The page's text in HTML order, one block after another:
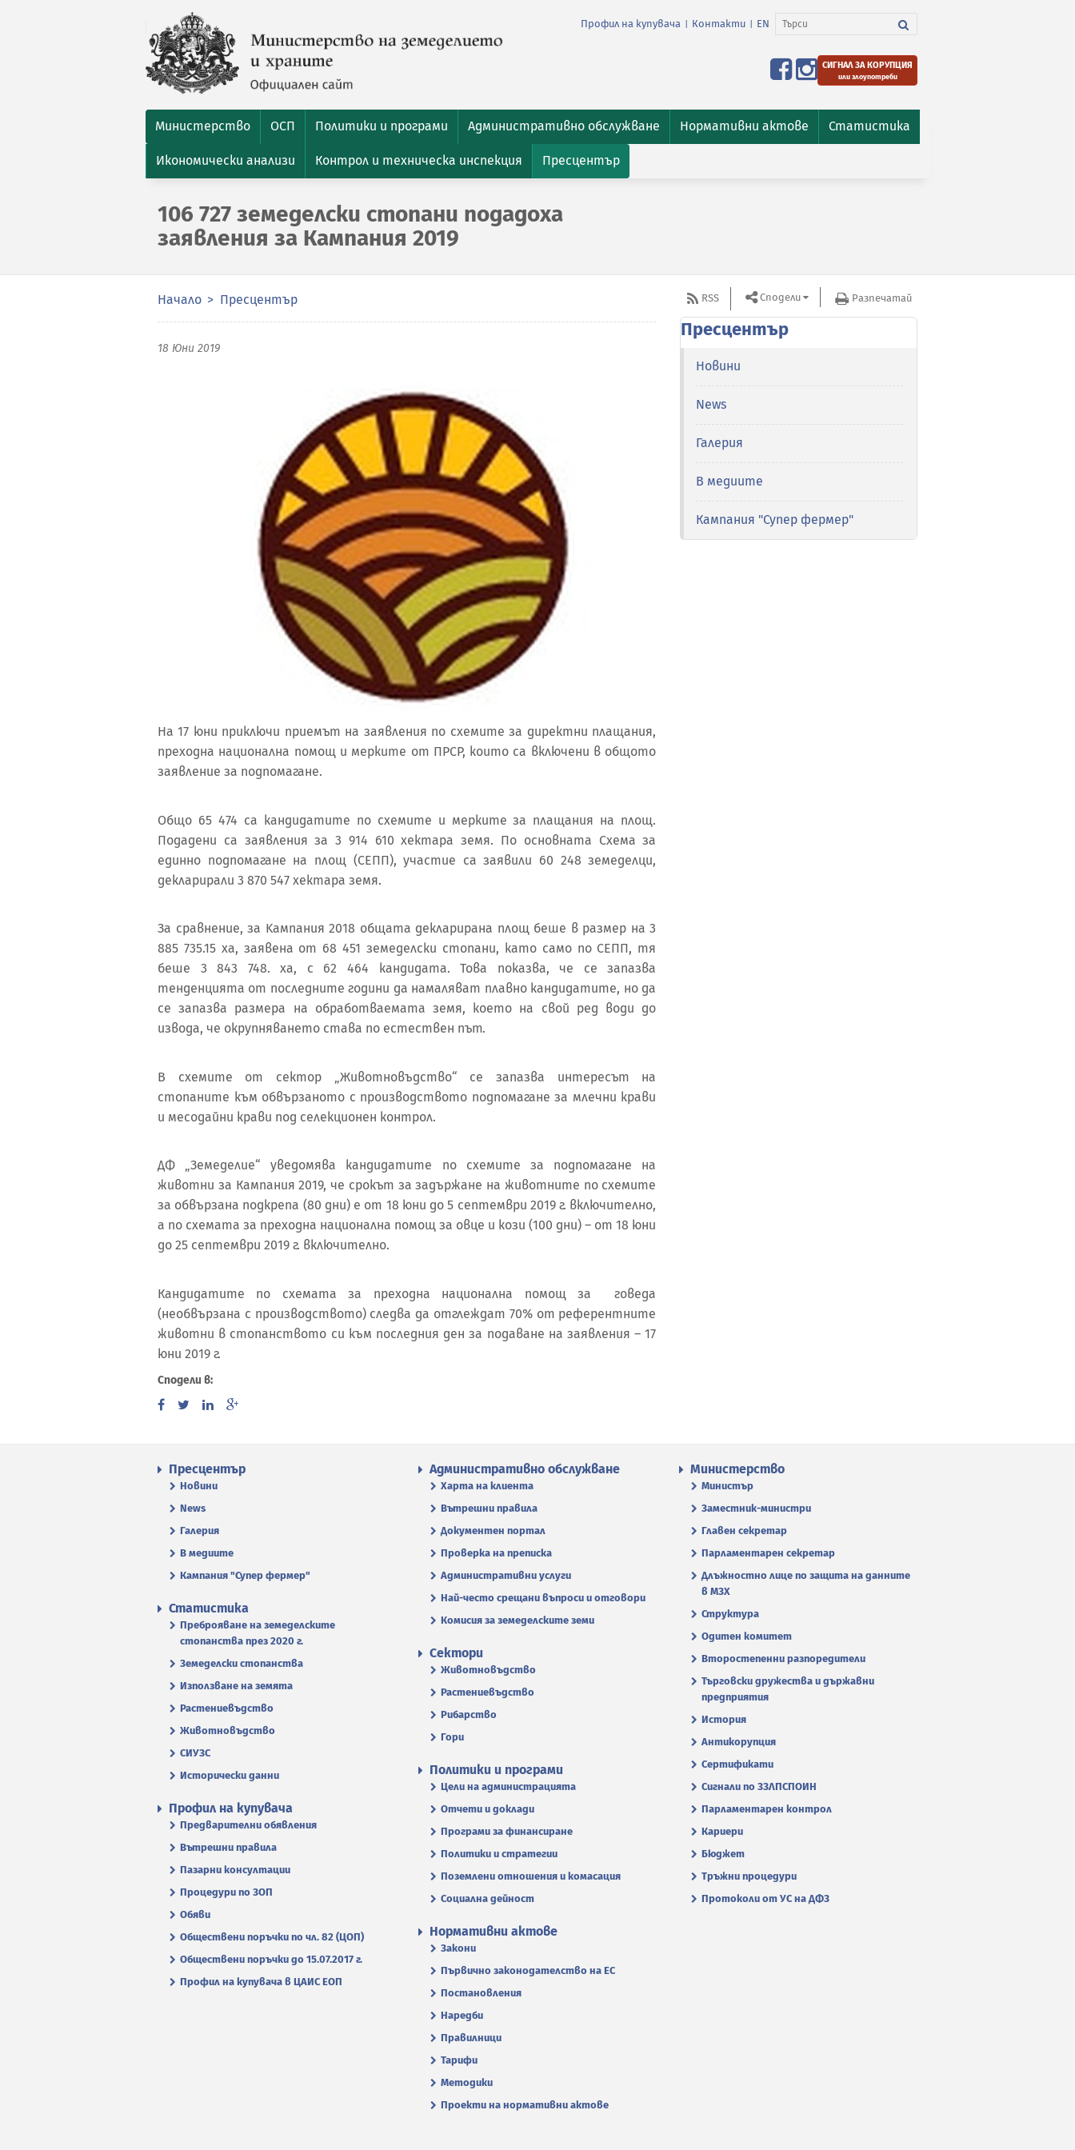
Профил на купувача Контакти EN
СИГНАЛ ЗА КОРУПЦИЯ
или злоупотреби
Министерство ОСП Политики и програми Административно обслужване Нормативни актове Статистика
Икономически анализи Контрол и техническа инспекция Пресцентър
106 727 земеделски стопани подадоха
заявления за Кампания 2019
Начало Пресцентър
18 Юни 2019
На 17 юни приключи приемът на заявления по схемите за директни плащания,
преходна национална помощ и мерките от ПРСР, които са включени в общото
заявление за подпомагане.
Общо 65 474 са кандидатите по схемите и мерките за плащания на площ.
Подадени са заявления за 3 914 610 хектара земя. По основната Схема за
единно подпомагане на площ (СЕПП), участие са заявили 60 248 земеделци,
декларирали 3 870 547 хектара земя.
За сравнение, за Kампания 2018 общата декларирана площ беше в размер на 3
885 735.15 ха, заявена от 68 451 земеделски стопани, като само по СЕПП, тя
беше 3 843 748. ха, с 62 464 кандидата. Това показва, че се запазва
тенденцията от последните години да намаляват плавно кандидатите, но да
се запазва размера на обработваемата земя, което на свой ред води до
извода, че окрупняването става по естествен път.
В схемите от сектор „Животновъдство“ се запазва интересът на
стопаните към обвързаното с производството подпомагане за млечни крави
и месодайни крави под селекционен контрол.
ДФ „Земеделие“ уведомява кандидатите по схемите за подпомагане на
животни за Кампания 2019, че срокът за задържане на животните по схемите
за обвързана подкрепа (80 дни) е от 18 юни до 5 септември 2019 г. включително,
а по схемата за преходна национална помощ за овце и кози (100 дни) – от 18 юни
до 25 септември 2019 г. включително.
Кандидатите по схемата за преходна национална помощ за говеда
(необвързана с производството) следва да отглеждат 70% от референтните
животни в стопанството си към последния ден за подаване на заявления – 17
юни 2019 г.
Сподели в:
RSS Сподели Разпечатай
Пресцентър
Новини
News
Галерия
В медиите
Кампания "Супер фермер"
Пресцентър
Новини
News
Галерия
В медиите
Кампания "Супер фермер"
Административно обслужване
Харта на клиента
Вътрешни правила
Документен портал
Проверка на преписка
Административни услуги
Най-често срещани въпроси и отговори
Комисия за земеделските земи
Министерство
Министър
Заместник-министри
Главен секретар
Парламентарен секретар
Длъжностно лице по защита на данните
в МЗХ
Структура
Одитен комитет
Второстепенни разпоредители
Търговски дружества и държавни
предприятия
История
Антикорупция
Сертификати
Сигнали по ЗЗЛПСПОИН
Парламентарен контрол
Кариери
Бюджет
Тръжни процедури
Протоколи от УС на ДФЗ
Статистика
Преброяване на земеделските
стопанства през 2020 г.
Земеделски стопанства
Използване на земята
Растениевъдство
Животновъдство
СИУЗС
Исторически данни
Сектори
Животновъдство
Растениевъдство
Рибарство
Гори
Политики и програми
Цели на администрацията
Отчети и доклади
Програми за финансиране
Политики и стратегии
Поземлени отношения и комасация
Социална дейност
Профил на купувача
Предварителни обявления
Вътрешни правила
Пазарни консултации
Процедури по ЗОП
Обяви
Обществени поръчки по чл. 82 (ЦОП)
Обществени поръчки до 15.07.2017 г.
Профил на купувача в ЦАИС ЕОП
Нормативни актове
Закони
Първично законодателство на ЕС
Постановления
Наредби
Правилници
Тарифи
Методики
Проекти на нормативни актове